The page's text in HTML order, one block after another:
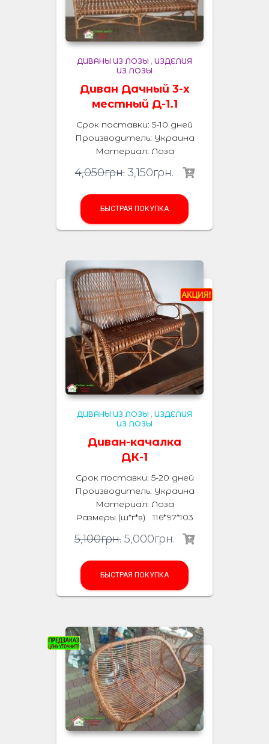
ДИВАНЫ ИЗ ЛОЗЫ , ИЗДЕЛИЯ
ИЗ ЛОЗЫ
Диван Дачный 3-х
местный Д-1.1
Срок поставки: 5-10 дней
Производитель: Украина
Материал: Лоза
4,050грн. 3,150грн.
БЫСТРАЯ ПОКУПКА
ДИВАНЫ ИЗ ЛОЗЫ , ИЗДЕЛИЯ
ИЗ ЛОЗЫ
Диван-качалка
ДК-1
Срок поставки: 5-20 дней
Производитель: Украина
Материал: Лоза
Размеры (ш*г*в) 116*97*103
5,100грн. 5,000грн.
БЫСТРАЯ ПОКУПКА